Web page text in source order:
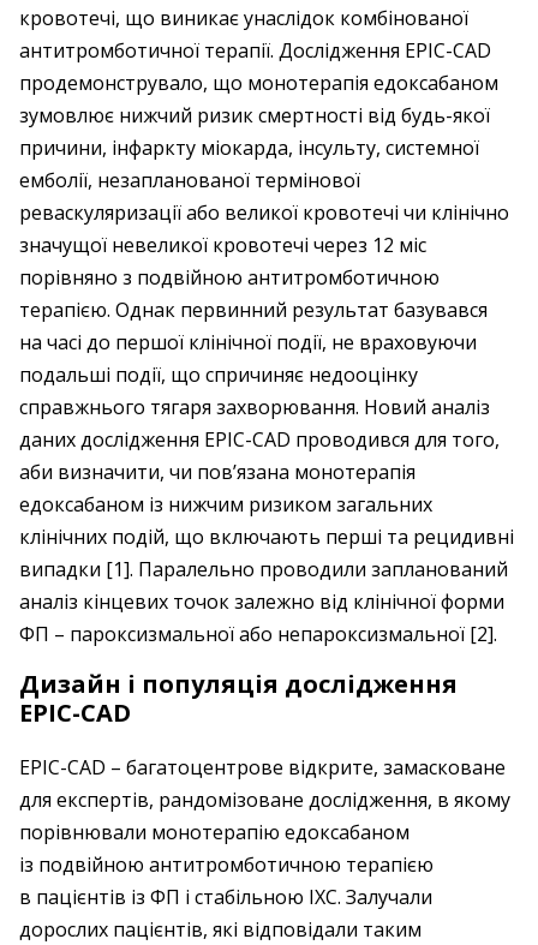
кровотечі, що виникає унаслідок комбінованої
антитромботичної терапії. Дослідження EPIC-CAD
продемонструвало, що монотерапія едоксабаном
зумовлює нижчий ризик смертності від будь-якої
причини, інфаркту міокарда, інсульту, системної
емболії, незапланованої термінової
реваскуляризації або великої кровотечі чи клінічно
значущої невеликої кровотечі через 12 міс
порівняно з подвійною антитромботичною
терапією. Однак первинний результат базувався
на часі до першої клінічної події, не враховуючи
подальші події, що спричиняє недооцінку
справжнього тягаря захворювання. Новий аналіз
даних дослідження EPIC-CAD проводився для того,
аби визначити, чи пов’язана монотерапія
едоксабаном із нижчим ризиком загальних
клінічних подій, що включають перші та рецидивні
випадки [1]. Паралельно проводили запланований
аналіз кінцевих точок залежно від клінічної форми
ФП – пароксизмальної або непароксизмальної [2].
Дизайн і популяція дослідження
EPIC-CAD
EPIC-CAD – багатоцентрове відкрите, замасковане
для експертів, рандомізоване дослідження, в якому
порівнювали монотерапію едоксабаном
із подвійною антитромботичною терапією
в пацієнтів із ФП і стабільною ІХС. Залучали
дорослих пацієнтів, які відповідали таким